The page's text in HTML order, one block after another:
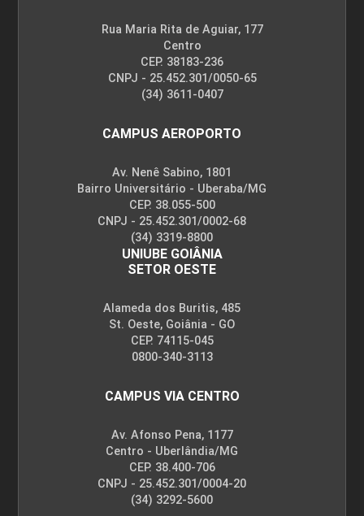
Rua Maria Rita de Aguiar, 177
Centro
CEP. 38183-236
CNPJ - 25.452.301/0050-65
(34) 3611-0407
CAMPUS AEROPORTO
Av. Nenê Sabino, 1801
Bairro Universitário - Uberaba/MG
CEP. 38.055-500
CNPJ - 25.452.301/0002-68
(34) 3319-8800
UNIUBE GOIÂNIA
SETOR OESTE
Alameda dos Buritis, 485
St. Oeste, Goiânia - GO
CEP. 74115-045
0800-340-3113
CAMPUS VIA CENTRO
Av. Afonso Pena, 1177
Centro - Uberlândia/MG
CEP. 38.400-706
CNPJ - 25.452.301/0004-20
(34) 3292-5600